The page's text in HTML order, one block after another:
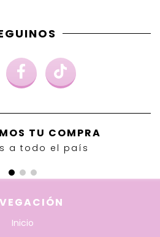
TU COMPRA
a todo el país
Inicio